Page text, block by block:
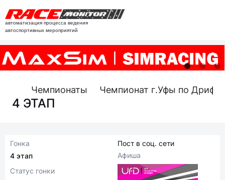
автоматизация процесса ведения
автоспортивных мероприятий
Чемпионаты Чемпионат г.Уфы по
4 ЭТАП
Гонка
4 этап
Статус гонки
Пост в соц. сети
Афиша